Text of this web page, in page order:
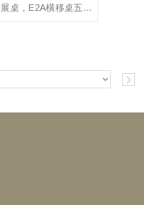
本日新增 隱藏式伸展桌，E2A橫移桌五金(附300cm軌道)